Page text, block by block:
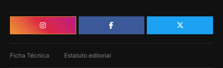
Ficha Técnica Estatuto editorial